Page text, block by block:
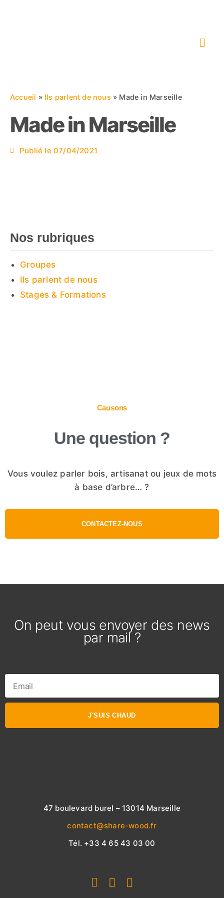
Accueil » Ils parlent de nous » Made in Marseille
Made in Marseille
Publié le 07/04/2021
Nos rubriques
Groupes
Ils parlent de nous
Stages & Formations
Causons
Une question ?
Vous voulez parler bois, artisanat ou jeux de mots
à base d’arbre… ?
CONTACTEZ-NOUS
On peut vous envoyer des news
par mail ?
J'SUIS CHAUD
47 boulevard burel – 13014 Marseille
contact@share-wood.fr
Tél. +33 4 65 43 03 00